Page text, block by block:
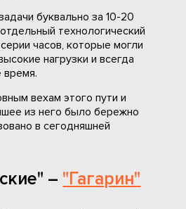
буквально за 10-20
технологический
часов, которые могли
нагрузки и всегда
время.
вехам этого пути и
из него было бережно
в сегодняшней
– "Гагарин"